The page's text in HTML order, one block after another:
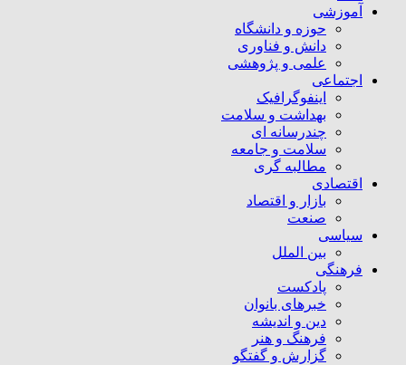
آموزشی
حوزه و دانشگاه
دانش و فناوری
علمی و پژوهشی
اجتماعی
اینفوگرافیک
بهداشت و سلامت
چندرسانه ای
سلامت و جامعه
مطالبه گری
اقتصادی
بازار و اقتصاد
صنعت
سیاسی
بین الملل
فرهنگی
پادکست
خبرهای بانوان
دین و اندیشه
فرهنگ و هنر
گزارش و گفتگو